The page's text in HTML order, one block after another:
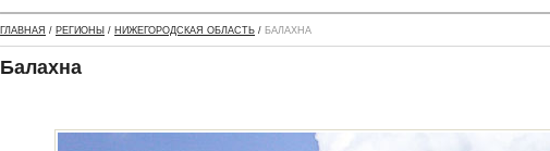
ГЛАВНАЯ / РЕГИОНЫ / НИЖЕГОРОДСКАЯ ОБЛАСТЬ / БАЛАХНА
Балахна